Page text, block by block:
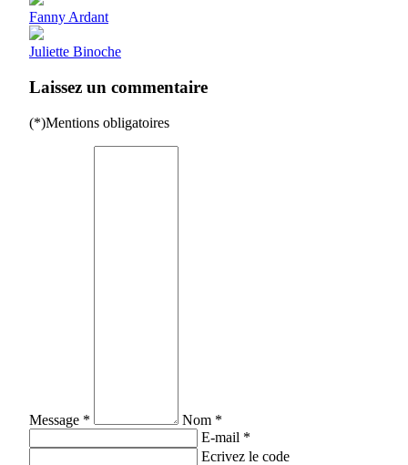
Fanny Ardant
Juliette Binoche
Laissez un commentaire
(*)Mentions obligatoires
Message *
Nom *
E-mail *
Ecrivez le code